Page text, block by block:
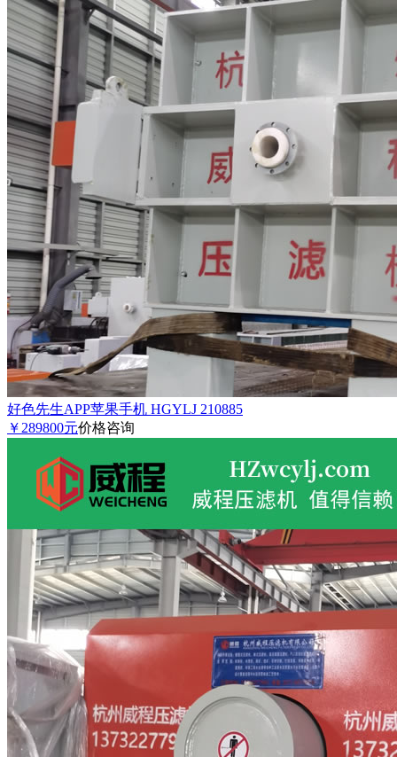
好色先生APP苹果手机 HGYLJ 210885
￥289800元价格咨询